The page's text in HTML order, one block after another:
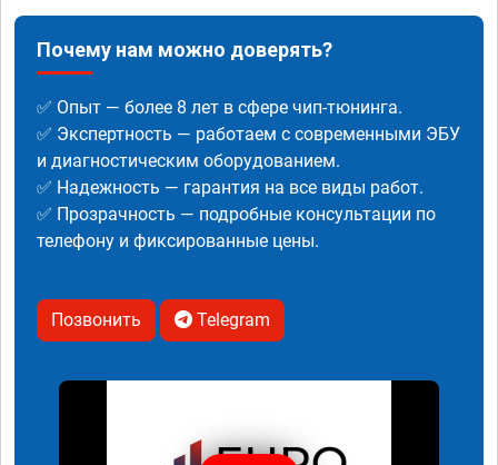
Почему нам можно доверять?
✅ Опыт — более 8 лет в сфере чип-тюнинга.
✅ Экспертность — работаем с современными ЭБУ
и диагностическим оборудованием.
✅ Надежность — гарантия на все виды работ.
✅ Прозрачность — подробные консультации по
телефону и фиксированные цены.
Позвонить Telegram